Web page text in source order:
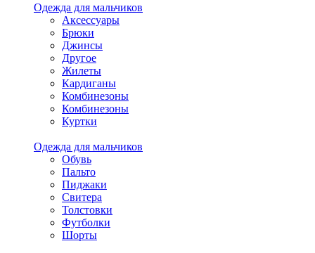
Одежда для мальчиков
Аксессуары
Брюки
Джинсы
Другое
Жилеты
Кардиганы
Комбинезоны
Комбинезоны
Куртки
Одежда для мальчиков
Обувь
Пальто
Пиджаки
Свитера
Толстовки
Футболки
Шорты